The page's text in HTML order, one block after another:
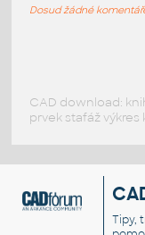
Dosud žádné
CAD download:
prvek stafáž
Tipy,